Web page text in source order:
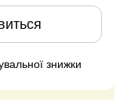
знижки